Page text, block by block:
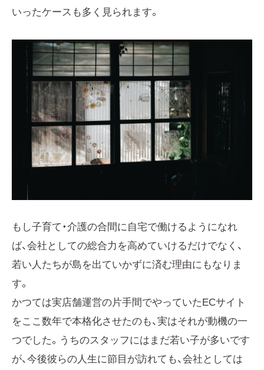
いったケースも多く見られます。
もし子育て・介護の合間に自宅で働けるようになれ
ば、会社としての総合力を高めていけるだけでなく、
若い人たちが島を出ていかずに済む理由にもなりま
す。
かつては実店舗運営の片手間でやっていたECサイト
をここ数年で本格化させたのも、実はそれが動機の一
つでした。うちのスタッフにはまだ若い子が多いです
が、今後彼らの人生に節目が訪れても、会社としては